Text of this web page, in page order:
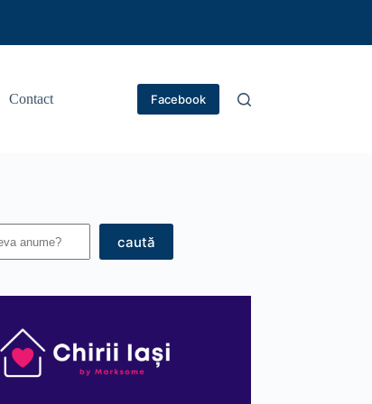
Contact Facebook
caută